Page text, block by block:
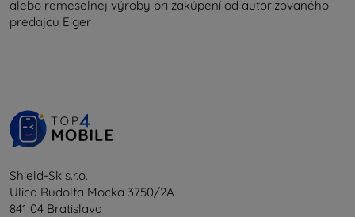
alebo remeselnej výroby pri zakúpení od autorizovaného
predajcu Eiger
Shield-Sk s.r.o.
Ulica Rudolfa Mocka 3750/2A
841 04 Bratislava